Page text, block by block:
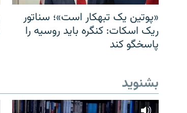
«پوتین یک تبهکار است»؛ سناتور
ریک اسکات: کنگره باید روسیه را
پاسخگو کند
بشنوید